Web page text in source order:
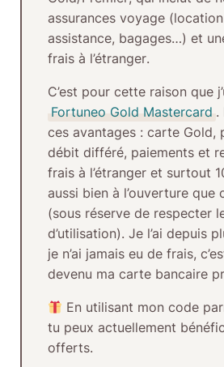
assurances voyage
assistance, bagages…) et
frais à l’étranger.
C’est pour cette raison que
Fortuneo Gold Mastercard .
ces avantages : carte Gold,
débit différé, paiements et
frais à l’étrangeret surtout
aussi bien à l’ouverture que
(sous réserve de respecter
d’utilisation). Je l’ai depuis
je n’ai jamais eu de frais,
devenu ma carte bancaire
En utilisant mon code
tu peux actuellement
offerts.